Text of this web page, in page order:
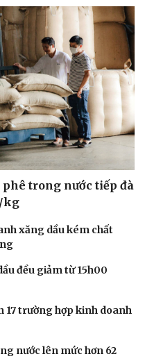
phê trong nước tiếp đà
kg
xăng dầu kém chất
đều giảm từ 15h00
trường hợp kinh doanh
nước lên mức hơn 62